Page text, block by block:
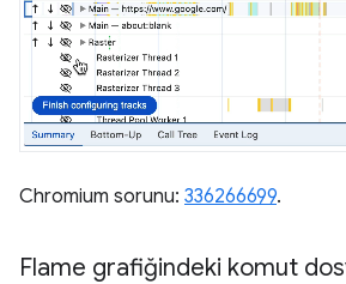
Chromium sorunu: 336266699.
Flame grafiğindeki komut